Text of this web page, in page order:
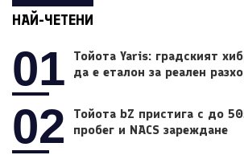
НАЙ-ЧЕТЕНИ
01
Тойота Yaris: градският
да е еталон за реален
02
Тойота bZ пристига с до
пробег и NACS зареждане